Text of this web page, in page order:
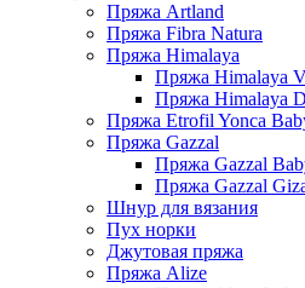
Пряжа Artland
Пряжа Fibra Natura
Пряжа Himalaya
Пряжа Himalaya
Пряжа Himalaya
Пряжа Etrofil Yonca
Пряжа Gazzal
Пряжа Gazzal
Пряжа Gazzal
Шнур для вязания
Пух норки
Джутовая пряжа
Пряжа Alize